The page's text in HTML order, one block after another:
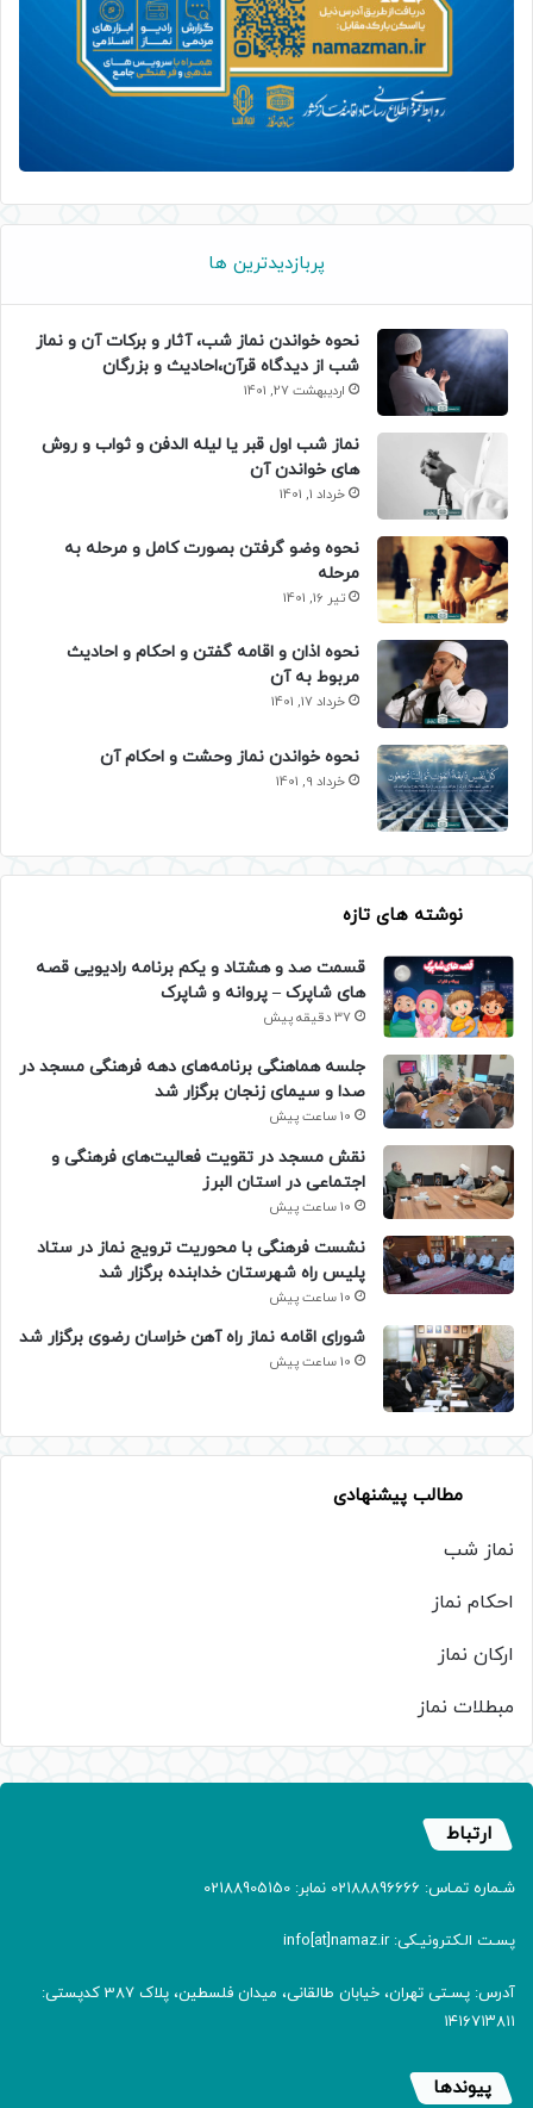
پربازدیدترین ها
نحوه خواندن نماز شب، آثار و برکات آن و نماز
شب از دیدگاه قرآن،احادیث و بزرگان
اردیبهشت 27, 1401
نماز شب اول قبر یا لیله الدفن و ثواب و روش
های خواندن آن
خرداد 1, 1401
نحوه وضو گرفتن بصورت کامل و مرحله به
مرحله
تیر 16, 1401
نحوه اذان و اقامه گفتن و احکام و احادیث
مربوط به آن
خرداد 17, 1401
نحوه خواندن نماز وحشت و احکام آن
خرداد 9, 1401
نوشته های تازه
قسمت صد و هشتاد و یکم برنامه رادیویی قصه
های شاپرک – پروانه و شاپرک
37 دقیقه پیش
جلسه هماهنگی برنامه‌های دهه فرهنگی مسجد در
صدا و سیمای زنجان برگزار شد
10 ساعت پیش
نقش مسجد در تقویت فعالیت‌های فرهنگی و
اجتماعی در استان البرز
10 ساعت پیش
نشست فرهنگی با محوریت ترویج نماز در ستاد
پلیس راه شهرستان خدابنده برگزار شد
10 ساعت پیش
شورای اقامه نماز راه آهن خراسان رضوی برگزار شد
10 ساعت پیش
مطالب پیشنهادی
نماز شب
احکام نماز
ارکان نماز
مبطلات نماز
ارتباط
شـماره تمـاس: 02188896666 نمابر: 02188905150
پسـت الـکترونیـکی: info[at]namaz.ir
آدرس: پسـتی تهران، خیابان طالقانی، میدان فلسطین، پلاک 387 کدپستی:
۱۴۱۶۷۱۳۸۱۱
پیوندها